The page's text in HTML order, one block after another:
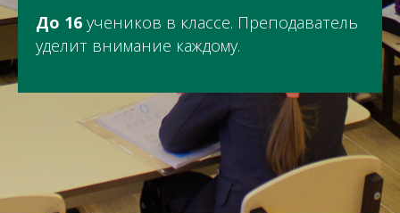
До 16 учеников в классе. Преподаватель
уделит внимание каждому.